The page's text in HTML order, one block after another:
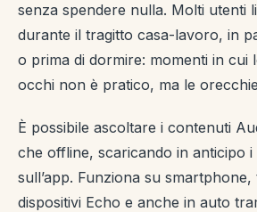
senza spendere nulla. Molti utenti
durante il tragitto casa-lavoro, in
o prima di dormire: momenti in cui
occhi non è pratico, ma le
È possibile ascoltare i contenuti
che offline, scaricando in anticipo
sull’app. Funziona su smartphone,
dispositivi Echo e anche in auto